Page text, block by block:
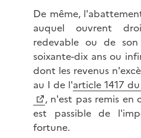
De même,
auquel ouvrent
redevable ou de
soixante-dix ans ou
dont les revenus
au I de l'article 1417
, n'est pas remis en
est passible de
fortune.